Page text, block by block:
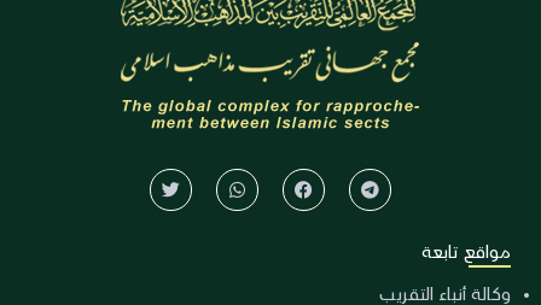
مواقع تابعة
وكالة أنباء التقريب